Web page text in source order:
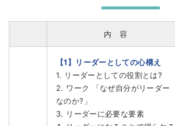
内 容
【1】リーダーとしての心構え
1. リーダーとしての役割とは?
2. ワーク 「なぜ自分がリーダー
なのか?」
3. リーダーに必要な要素